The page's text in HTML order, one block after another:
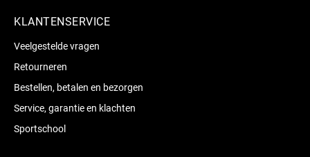
KLANTENSERVICE
Veelgestelde vragen
Retourneren
Bestellen, betalen en bezorgen
Service, garantie en klachten
Sportschool